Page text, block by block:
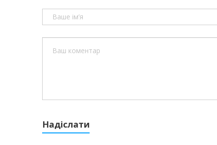
Надіслати